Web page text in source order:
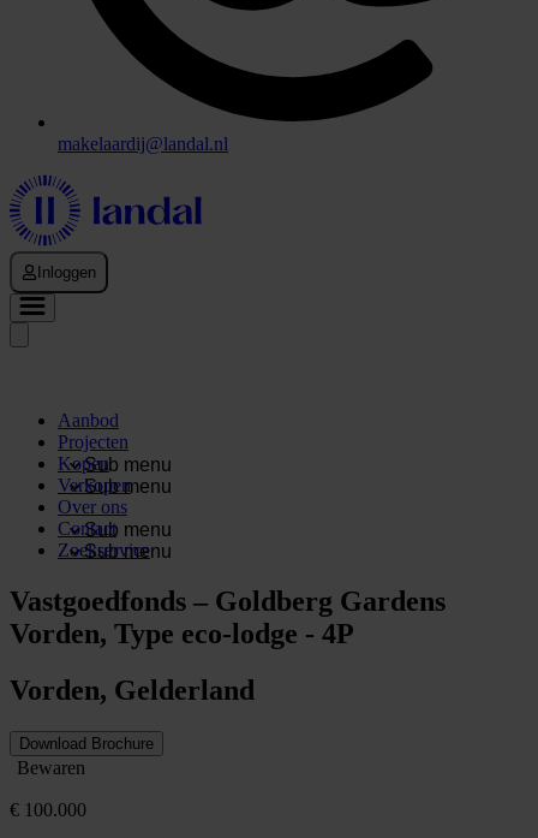
makelaardij@landal.nl
Inloggen
Aanbod
Projecten
Sub menu
Kopen
Sub menu
Verkopen
Over ons
Sub menu
Contact
Sub menu
Zoekservice
Vastgoedfonds – Goldberg Gardens
Vorden, Type eco-lodge - 4P
Vorden, Gelderland
Download Brochure
Bewaren
€ 100.000